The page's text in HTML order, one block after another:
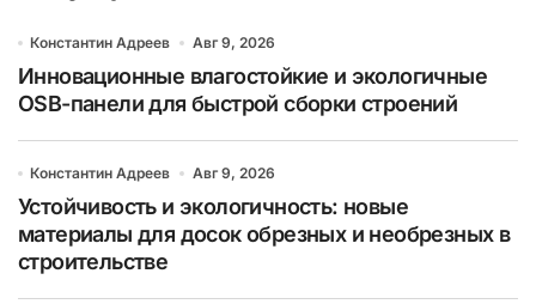
Константин Адреев Авг 9, 2026
Инновационные влагостойкие и экологичные
OSB-панели для быстрой сборки строений
Константин Адреев Авг 9, 2026
Устойчивость и экологичность: новые
материалы для досок обрезных и необрезных в
строительстве